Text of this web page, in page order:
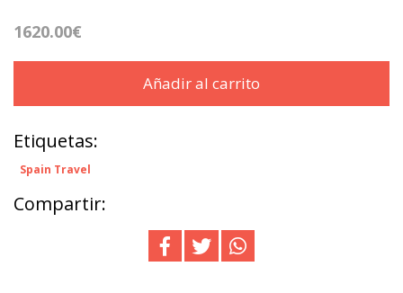
1620.00€
Añadir al carrito
Etiquetas:
Spain Travel
Compartir: